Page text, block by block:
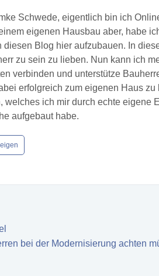
Schwede, eigentlich bin ich
eigenen Hausbau aber, habe
diesen Blog hier aufzubauen. In
zu sein zu lieben. Nun kann ich
verbinden und unterstütze
erfolgreich zum eigenen Haus zu
welches ich mir durch echte eigene
aufgebaut habe.
bei der Modernisierung achten